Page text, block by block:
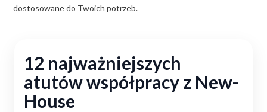
dostosowane do Twoich potrzeb.
12 najważniejszych
atutów współpracy z New-
House